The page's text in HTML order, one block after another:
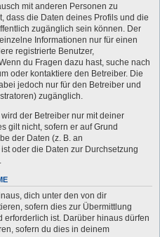
mit anderen Personen zu
dass die Daten deines Profils und die
zugänglich sein können. Der
Informationen nur für einen
registrierte Benutzer,
du Fragen dazu hast, suche nach
oder kontaktiere den Betreiber. Die
jedoch nur für den Betreiber und
zugänglich.
der Betreiber nur mit deiner
gilt nicht, sofern er auf Grund
der Daten (z. B. an
oder die Daten zur Durchsetzung
dich unter den von dir
sofern dies zur Übermittlung
erforderlich ist. Darüber hinaus dürfen
sofern du dies in deinem